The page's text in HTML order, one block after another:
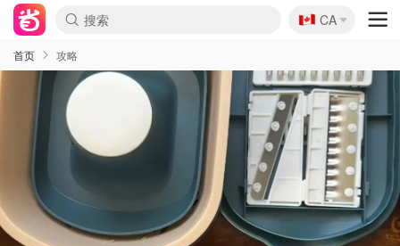
🇨🇦
CA
首页 攻略